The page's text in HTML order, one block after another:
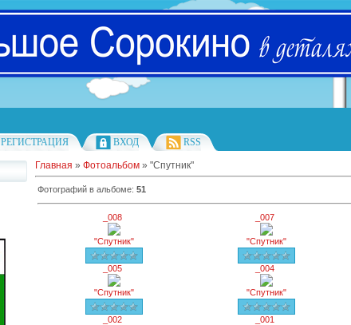
РЕГИСТРАЦИЯ ВХОД RSS
Главная » Фотоальбом » "Спутник"
Фотографий в альбоме: 51
_008
"Спутник"
_007
"Спутник"
_005
"Спутник"
_004
"Спутник"
_002 _001